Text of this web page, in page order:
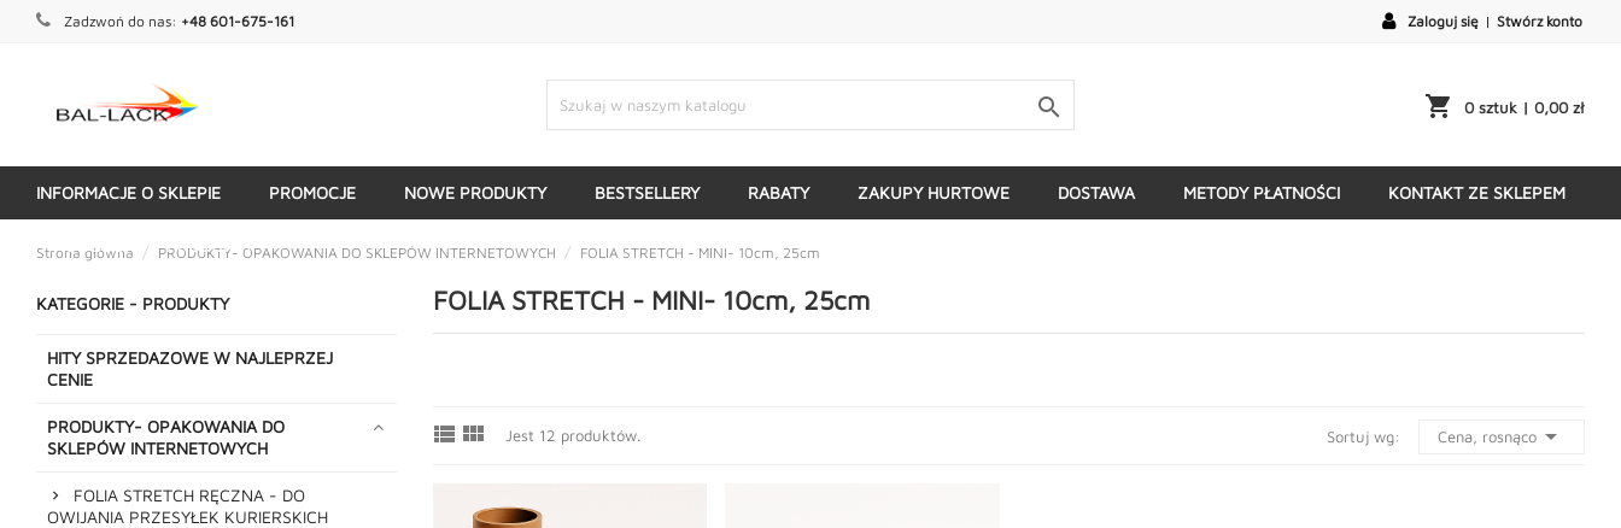
Zadzwoń do nas: +48 601-675-161 Zaloguj się | Stwórz konto
 shopping_cart 0 sztuk| 0,00 zł
INFORMACJE O SKLEPIE PROMOCJE NOWE PRODUKTY BESTSELLERY RABATY ZAKUPY HURTOWE DOSTAWA METODY PŁATNOŚCI KONTAKT ZE SKLEPEM
KATEGORIE - PRODUKTY
Strona główna PRODUKTY- OPAKOWANIA DO SKLEPÓW INTERNETOWYCH FOLIA STRETCH - MINI- 10cm, 25cm
KATEGORIE - PRODUKTY
HITY SPRZEDAZOWE W NAJLEPRZEJ
CENIE
PRODUKTY- OPAKOWANIA DO
SKLEPÓW INTERNETOWYCH
FOLIA STRETCH RĘCZNA - DO
OWIJANIA PRZESYŁEK KURIERSKICH
FOLIA STRETCH - MINI- 10cm, 25cm
  Jest 12 produktów. Sortuj wg: Cena, rosnąco 